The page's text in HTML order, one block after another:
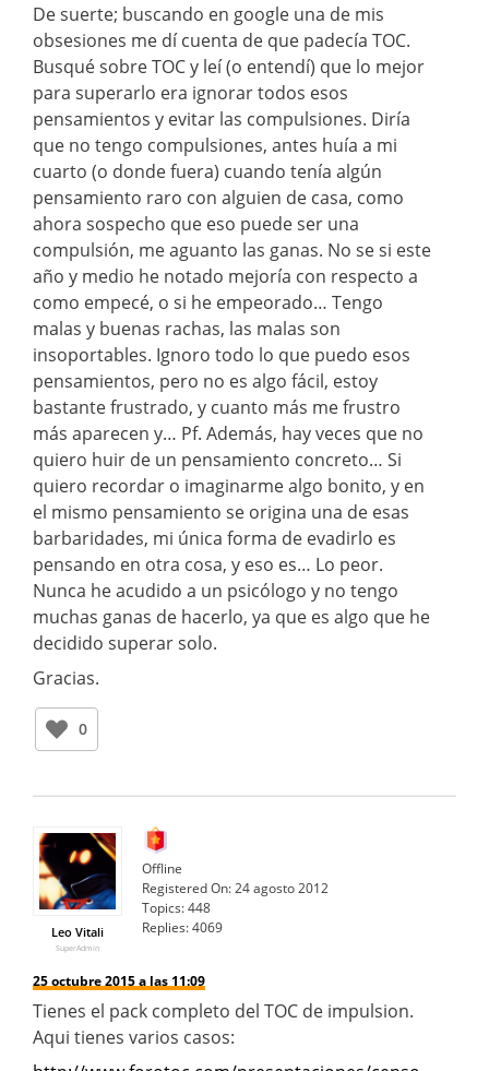
De suerte; buscando en google una de mis
obsesiones me dí cuenta de que padecía TOC.
Busqué sobre TOC y leí (o entendí) que lo mejor
para superarlo era ignorar todos esos
pensamientos y evitar las compulsiones. Diría
que no tengo compulsiones, antes huía a mi
cuarto (o donde fuera) cuando tenía algún
pensamiento raro con alguien de casa, como
ahora sospecho que eso puede ser una
compulsión, me aguanto las ganas. No se si este
año y medio he notado mejoría con respecto a
como empecé, o si he empeorado… Tengo
malas y buenas rachas, las malas son
insoportables. Ignoro todo lo que puedo esos
pensamientos, pero no es algo fácil, estoy
bastante frustrado, y cuanto más me frustro
más aparecen y… Pf. Además, hay veces que no
quiero huir de un pensamiento concreto… Si
quiero recordar o imaginarme algo bonito, y en
el mismo pensamiento se origina una de esas
barbaridades, mi única forma de evadirlo es
pensando en otra cosa, y eso es… Lo peor.
Nunca he acudido a un psicólogo y no tengo
muchas ganas de hacerlo, ya que es algo que he
decidido superar solo.
Gracias.
0
Leo Vitali
SuperAdmin
Offline
Registered On:24 agosto 2012
Topics:448
Replies:4069
25 octubre 2015 a las 11:09
Tienes el pack completo del TOC de impulsion.
Aqui tienes varios casos: